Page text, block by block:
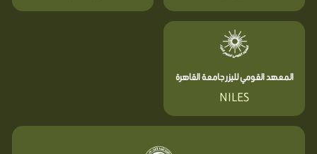
المعهد القومي لليزر جامعة القاهرة
NILES